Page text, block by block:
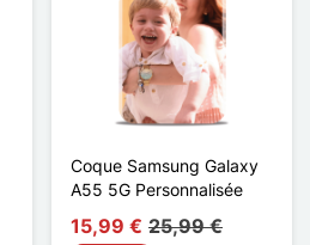
Coque Samsung Galaxy
A55 5G Personnalisée
15,99 € 25,99 €